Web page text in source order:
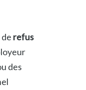
de refus
des